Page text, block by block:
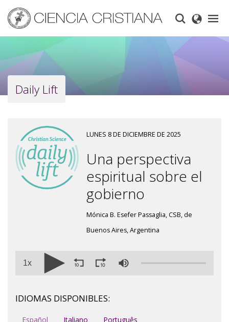
main
content
Daily Lift
LUNES 8 DE DICIEMBRE DE 2025
Una perspectiva
espiritual sobre el
gobierno
Mónica B. Esefer Passaglia, CSB, de
Buenos Aires, Argentina
1x
IDIOMAS DISPONIBLES:
Español Italiano Português